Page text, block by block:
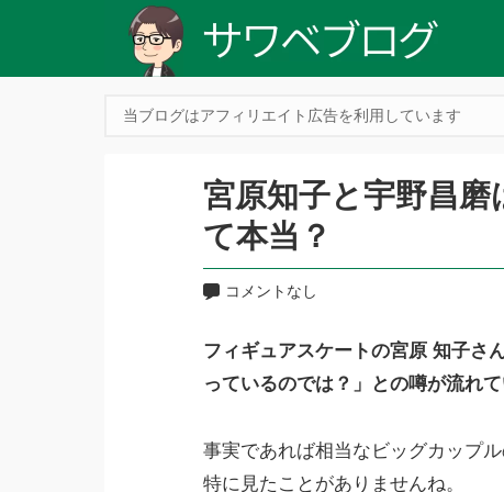
当ブログはアフィリエイト広告を利用しています
宮原知子と宇野昌
て本当？
コメントなし
フィギュアスケートの宮原 知子さ
っているのでは？」との噂が流れて
事実であれば相当なビッグカップ
特に見たことがありませんね。